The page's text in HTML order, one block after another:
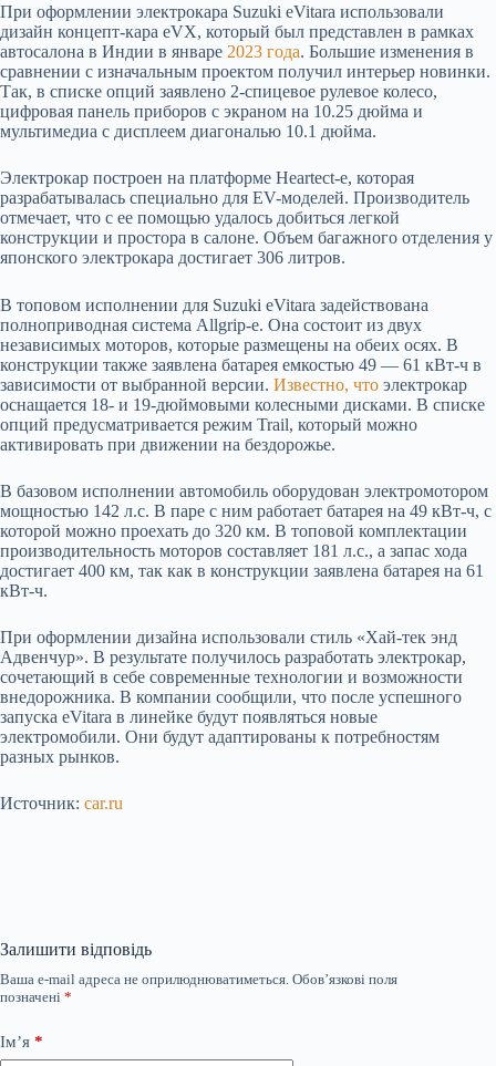
При оформлении электрокара Suzuki eVitara использовали
дизайн концепт-кара eVX, который был представлен в рамках
автосалона в Индии в январе 2023 года. Большие изменения в
сравнении с изначальным проектом получил интерьер новинки.
Так, в списке опций заявлено 2-спицевое рулевое колесо,
цифровая панель приборов с экраном на 10.25 дюйма и
мультимедиа с дисплеем диагональю 10.1 дюйма.
Электрокар построен на платформе Heartect-e, которая
разрабатывалась специально для EV-моделей. Производитель
отмечает, что с ее помощью удалось добиться легкой
конструкции и простора в салоне. Объем багажного отделения у
японского электрокара достигает 306 литров.
В топовом исполнении для Suzuki eVitara задействована
полноприводная система Allgrip-e. Она состоит из двух
независимых моторов, которые размещены на обеих осях. В
конструкции также заявлена батарея емкостью 49 — 61 кВт-ч в
зависимости от выбранной версии. Известно, что электрокар
оснащается 18- и 19-дюймовыми колесными дисками. В списке
опций предусматривается режим Trail, который можно
активировать при движении на бездорожье.
В базовом исполнении автомобиль оборудован электромотором
мощностью 142 л.с. В паре с ним работает батарея на 49 кВт-ч, с
которой можно проехать до 320 км. В топовой комплектации
производительность моторов составляет 181 л.с., а запас хода
достигает 400 км, так как в конструкции заявлена батарея на 61
кВт-ч.
При оформлении дизайна использовали стиль «Хай-тек энд
Адвенчур». В результате получилось разработать электрокар,
сочетающий в себе современные технологии и возможности
внедорожника. В компании сообщили, что после успешного
запуска eVitara в линейке будут появляться новые
электромобили. Они будут адаптированы к потребностям
разных рынков.
Источник: car.ru
Залишити відповідь
Ваша e-mail адреса не оприлюднюватиметься. Обов’язкові поля
позначені *
Ім’я *